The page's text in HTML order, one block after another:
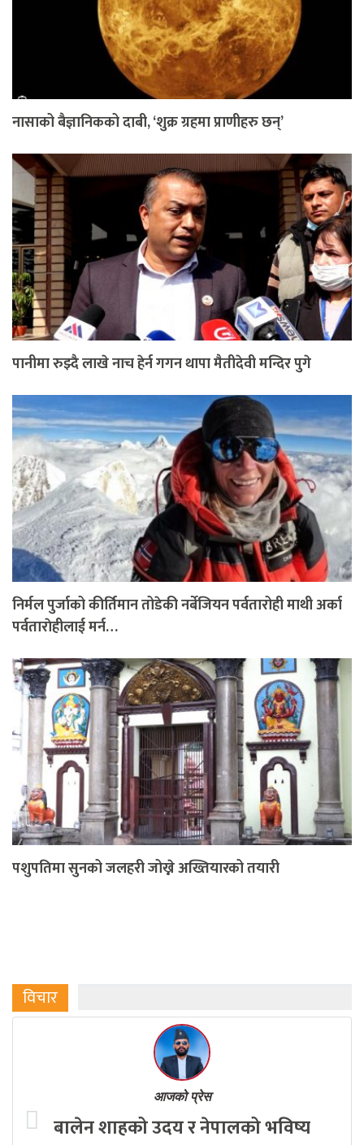
नासाको बैज्ञानिकको दाबी, ‘शुक्र ग्रहमा प्राणीहरु छन्’
पानीमा रुझ्दै लाखे नाच हेर्न गगन थापा मैतीदेवी मन्दिर पुगे
निर्मल पुर्जाको कीर्तिमान तोडेकी नर्बेजियन पर्वतारोही माथी अर्का
पर्वताराेहीलाई मर्न…
पशुपतिमा सुनको जलहरी जोख्ने अख्तियारको तयारी
विचार
आजको प्रेस
बालेन शाहको उदय र नेपालको भविष्य